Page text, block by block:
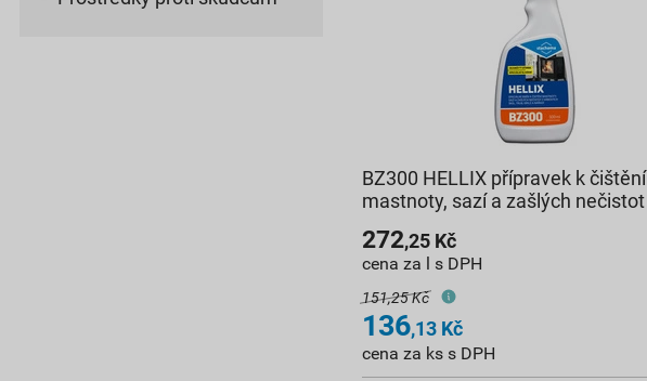
BZ300 HELLIX přípravek k čištění
mastnoty, sazí a zašlých nečistot
272,25 Kč
cena za l s DPH
151,25 Kč
136,13 Kč
cena za ks s DPH